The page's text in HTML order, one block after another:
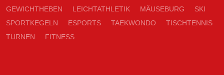
GEWICHTHEBEN
LEICHTATHLETIK MÄUSEBURG
SKI
SPORTKEGELN
ESPORTS TAEKWONDO
TISCHTENNIS
TURNEN
FITNESS